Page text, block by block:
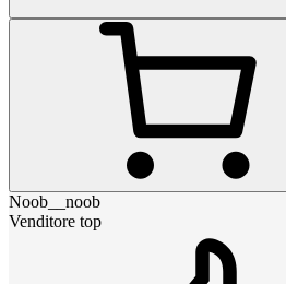
Noob__noob
Venditore top